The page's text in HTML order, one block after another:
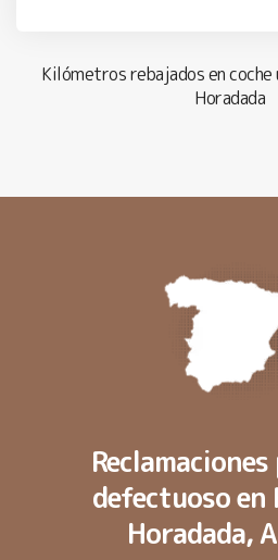
Kilómetros rebajados en coche
Horadada
defectuoso en
Horadada,